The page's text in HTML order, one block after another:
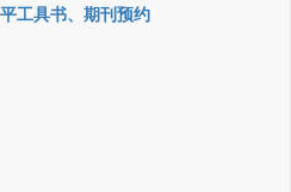
工具书、期刊预约